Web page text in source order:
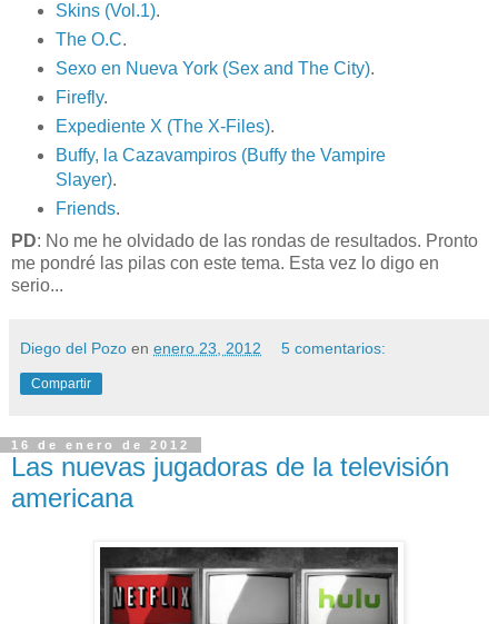
Skins (Vol.1).
The O.C.
Sexo en Nueva York (Sex and The City).
Firefly.
Expediente X (The X-Files).
Buffy, la Cazavampiros (Buffy the Vampire
Slayer).
Friends.
PD: No me he olvidado de las rondas de resultados. Pronto
me pondré las pilas con este tema. Esta vez lo digo en
serio...
Diego del Pozo en enero 23, 2012 5 comentarios:
Compartir
16 de enero de 2012
Las nuevas jugadoras de la televisión
americana